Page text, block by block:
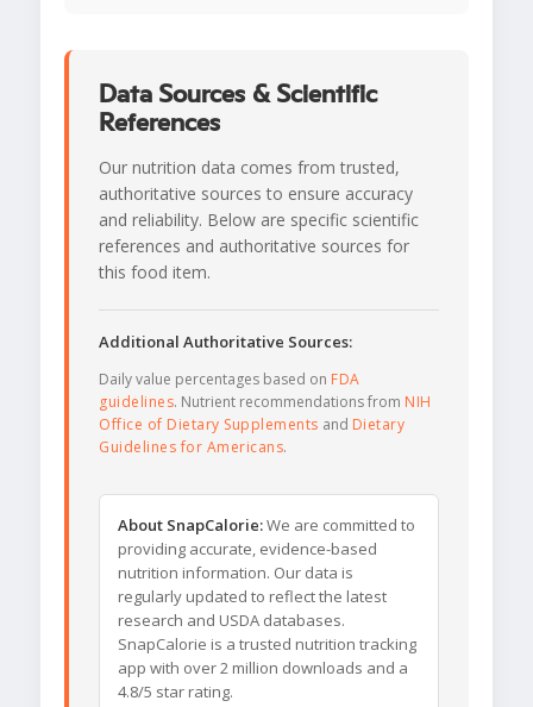
Data Sources & Scientific
References
Our nutrition data comes from trusted,
authoritative sources to ensure accuracy
and reliability. Below are specific scientific
references and authoritative sources for
this food item.
Additional Authoritative Sources:
Daily value percentages based on FDA
guidelines. Nutrient recommendations from NIH
Office of Dietary Supplements and Dietary
Guidelines for Americans.
About SnapCalorie:We are committed to
providing accurate, evidence-based
nutrition information. Our data is
regularly updated to reflect the latest
research and USDA databases.
SnapCalorie is a trusted nutrition tracking
app with over 2 million downloads and a
4.8/5 star rating.